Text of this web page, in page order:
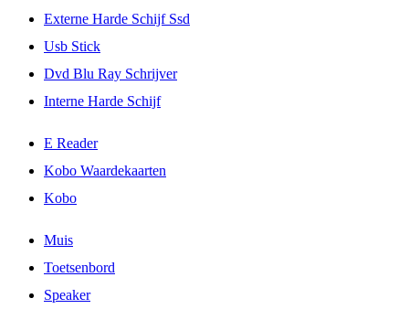
Externe Harde Schijf Ssd
Usb Stick
Dvd Blu Ray Schrijver
Interne Harde Schijf
E Reader
Kobo Waardekaarten
Kobo
Muis
Toetsenbord
Speaker